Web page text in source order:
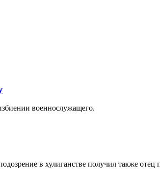
военнослужащего.
в хулиганстве получил также отец